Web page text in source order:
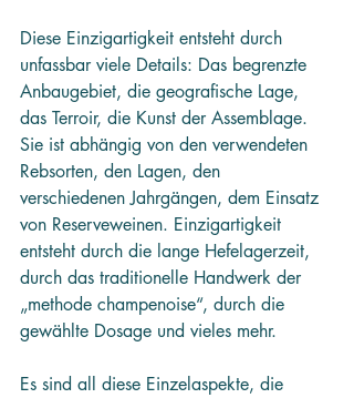
Diese Einzigartigkeit entsteht durch
unfassbar viele Details: Das begrenzte
Anbaugebiet, die geografische Lage,
das Terroir, die Kunst der Assemblage.
Sie ist abhängig von den verwendeten
Rebsorten, den Lagen, den
verschiedenen Jahrgängen, dem Einsatz
von Reserveweinen. Einzigartigkeit
entsteht durch die lange Hefelagerzeit,
durch das traditionelle Handwerk der
„methode champenoise“, durch die
gewählte Dosage und vieles mehr.
Es sind all diese Einzelaspekte, die